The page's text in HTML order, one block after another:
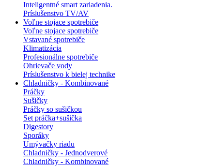
Inteligentné smart zariadenia.
Príslušenstvo TV/AV
Voľne stojace spotrebiče
Voľne stojace spotrebiče
Vstavané spotrebiče
Klimatizácia
Profesionálne spotrebiče
Ohrievače vody
Príslušenstvo k bielej technike
Chladničky - Kombinované
Práčky
Sušičky
Práčky so sušičkou
Set práčka+sušička
Digestory
Sporáky
Umývačky riadu
Chladničky - Jednodverové
Chladničky - Kombinované